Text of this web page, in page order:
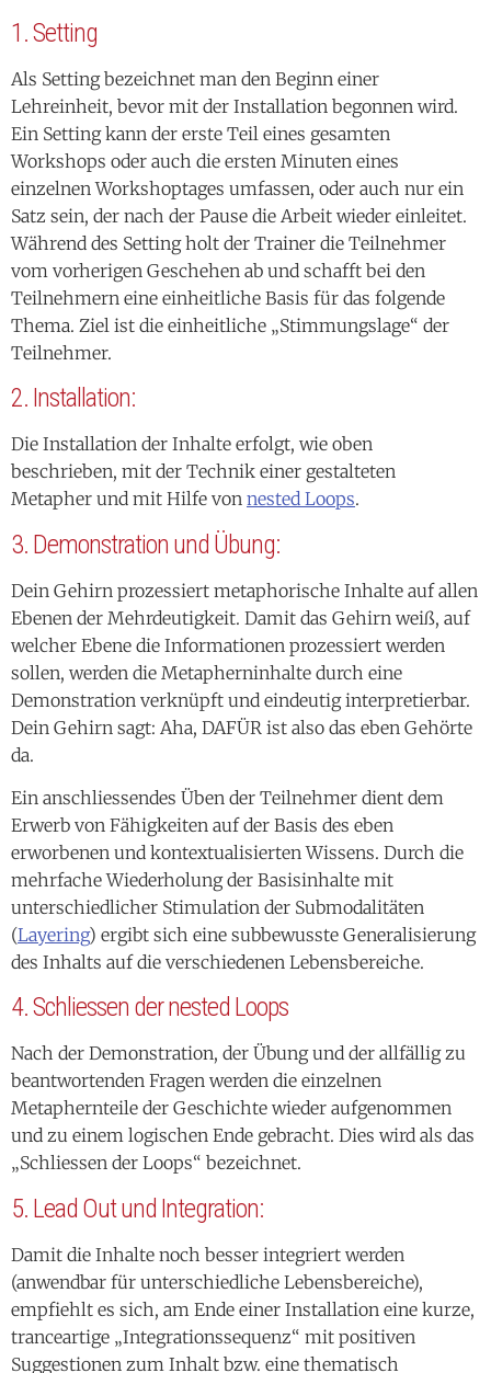
1. Setting
Als Setting bezeichnet man den Beginn einer
Lehreinheit, bevor mit der Installation begonnen wird.
Ein Setting kann der erste Teil eines gesamten
Workshops oder auch die ersten Minuten eines
einzelnen Workshoptages umfassen, oder auch nur ein
Satz sein, der nach der Pause die Arbeit wieder einleitet.
Während des Setting holt der Trainer die Teilnehmer
vom vorherigen Geschehen ab und schafft bei den
Teilnehmern eine einheitliche Basis für das folgende
Thema. Ziel ist die einheitliche „Stimmungslage“ der
Teilnehmer.
2. Installation:
Die Installation der Inhalte erfolgt, wie oben
beschrieben, mit der Technik einer gestalteten
Metapher und mit Hilfe von nested Loops.
3. Demonstration und Übung:
Dein Gehirn prozessiert metaphorische Inhalte auf allen
Ebenen der Mehrdeutigkeit. Damit das Gehirn weiß, auf
welcher Ebene die Informationen prozessiert werden
sollen, werden die Metapherninhalte durch eine
Demonstration verknüpft und eindeutig interpretierbar.
Dein Gehirn sagt: Aha, DAFÜR ist also das eben Gehörte
da.
Ein anschliessendes Üben der Teilnehmer dient dem
Erwerb von Fähigkeiten auf der Basis des eben
erworbenen und kontextualisierten Wissens. Durch die
mehrfache Wiederholung der Basisinhalte mit
unterschiedlicher Stimulation der Submodalitäten
(Layering) ergibt sich eine subbewusste Generalisierung
des Inhalts auf die verschiedenen Lebensbereiche.
4. Schliessen der nested Loops
Nach der Demonstration, der Übung und der allfällig zu
beantwortenden Fragen werden die einzelnen
Metaphernteile der Geschichte wieder aufgenommen
und zu einem logischen Ende gebracht. Dies wird als das
„Schliessen der Loops“ bezeichnet.
5. Lead Out und Integration:
Damit die Inhalte noch besser integriert werden
(anwendbar für unterschiedliche Lebensbereiche),
empfiehlt es sich, am Ende einer Installation eine kurze,
tranceartige „Integrationssequenz“ mit positiven
Suggestionen zum Inhalt bzw. eine thematisch